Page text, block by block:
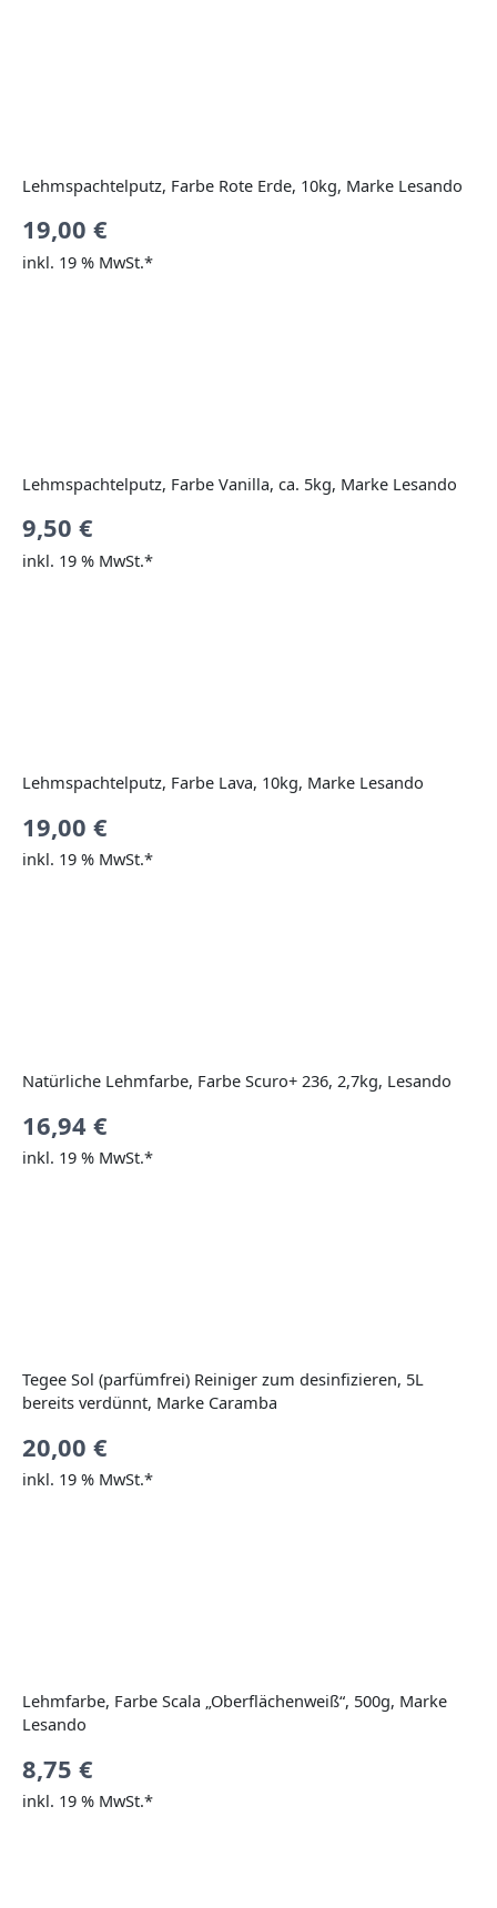
Lehmspachtelputz, Farbe Rote Erde, 10kg, Marke Lesando
19,00 €
inkl. 19 % MwSt.*
Lehmspachtelputz, Farbe Vanilla, ca. 5kg, Marke Lesando
9,50 €
inkl. 19 % MwSt.*
Lehmspachtelputz, Farbe Lava, 10kg, Marke Lesando
19,00 €
inkl. 19 % MwSt.*
Natürliche Lehmfarbe, Farbe Scuro+ 236, 2,7kg, Lesando
16,94 €
inkl. 19 % MwSt.*
Tegee Sol (parfümfrei) Reiniger zum desinfizieren, 5L
bereits verdünnt, Marke Caramba
20,00 €
inkl. 19 % MwSt.*
Lehmfarbe, Farbe Scala „Oberflächenweiß“, 500g, Marke
Lesando
8,75 €
inkl. 19 % MwSt.*